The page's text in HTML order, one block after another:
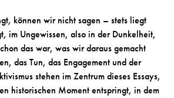
können wir nicht sagen – stets liegt
im Ungewissen, also in der Dunkelheit,
das war, was wir daraus gemacht
das Tun, das Engagement und der
stehen im Zentrum dieses Essays,
historischen Moment entspringt, in dem